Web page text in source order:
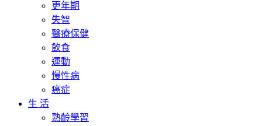
更年期
失智
醫療保健
飲食
運動
慢性病
癌症
生 活
熟齡學習